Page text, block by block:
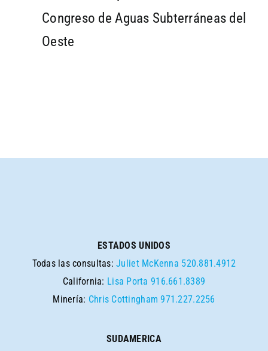
Congreso de Aguas Subterráneas del
Oeste
ESTADOS UNIDOS
Todas las consultas:Juliet McKenna 520.881.4912
California: Lisa Porta 916.661.8389
Minería: Chris Cottingham 971.227.2256
SUDAMERICA